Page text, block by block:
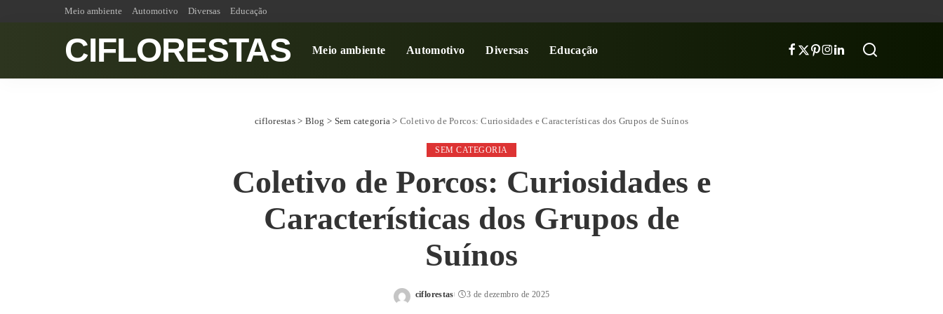
Meio ambiente Automotivo Diversas Educação
CIFLORESTAS Meio ambiente Automotivo Diversas Educação
ciflorestas> Blog > Sem categoria > Coletivo de Porcos: Curiosidades e Características dos Grupos de Suínos
SEM CATEGORIA
Coletivo de Porcos: Curiosidades e
Características dos Grupos de
Suínos
Posted
ciflorestas 3 de dezembro de 2025